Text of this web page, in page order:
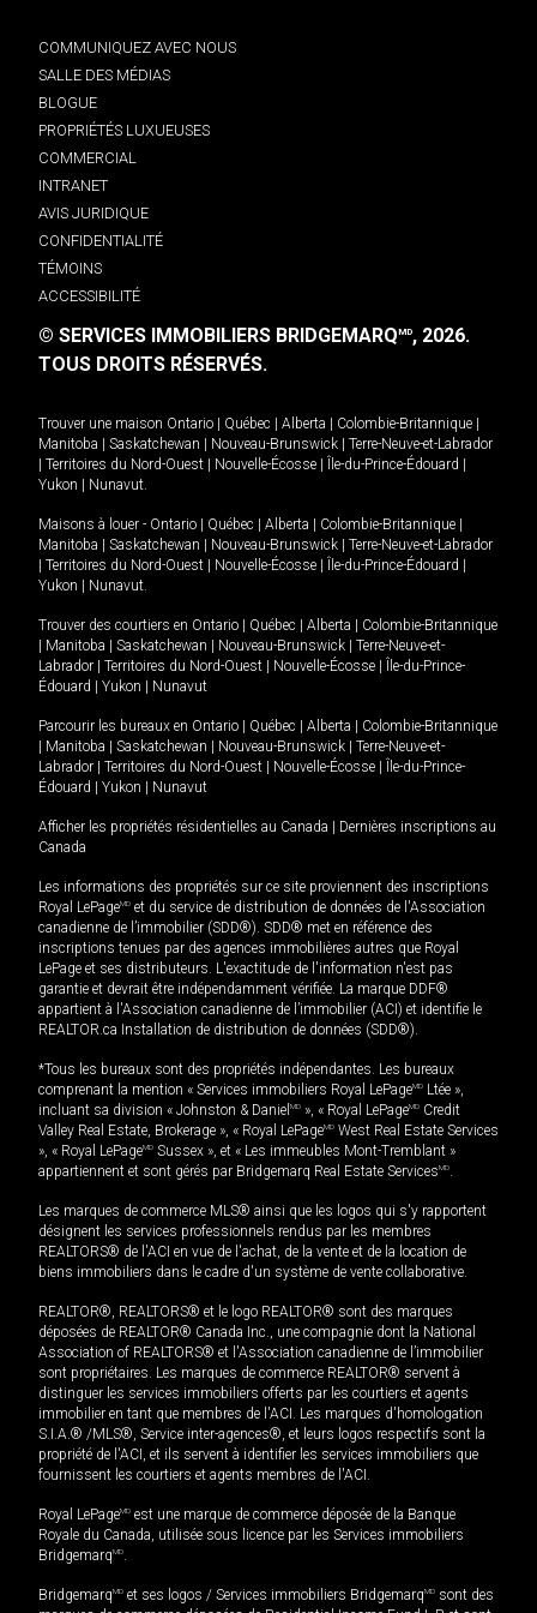
COMMUNIQUEZ AVEC NOUS
SALLE DES MÉDIAS
BLOGUE
PROPRIÉTÉS LUXUEUSES
COMMERCIAL
INTRANET
AVIS JURIDIQUE
CONFIDENTIALITÉ
TÉMOINS
ACCESSIBILITÉ
© SERVICES IMMOBILIERS BRIDGEMARQMD, 2026.
TOUS DROITS RÉSERVÉS.
Trouver une maison Ontario Québec Alberta Colombie-Britannique
Manitoba
Saskatchewan Nouveau-Brunswick
Terre-Neuve-et-Labrador
Territoires du Nord-Ouest Nouvelle-Écosse Île-du-Prince-Édouard
Yukon
Nunavut.
Maisons à louer - Ontario Québec Alberta Colombie-Britannique
Manitoba
Saskatchewan Nouveau-Brunswick
Terre-Neuve-et-Labrador
Territoires du Nord-Ouest Nouvelle-Écosse Île-du-Prince-Édouard
Yukon
Nunavut.
Trouver des courtiers en Ontario Québec Alberta
Colombie-Britannique
Manitoba Saskatchewan Nouveau-Brunswick
Terre-Neuve-et-
Labrador
Territoires du Nord-Ouest Nouvelle-Écosse
Île-du-Prince-
Édouard
Yukon Nunavut
Parcourir les bureaux en Ontario Québec Alberta
Colombie-Britannique
Manitoba Saskatchewan Nouveau-Brunswick
Terre-Neuve-et-
Labrador
Territoires du Nord-Ouest Nouvelle-Écosse
Île-du-Prince-
Édouard
Yukon Nunavut
Afficher les propriétés résidentielles au Canada
Dernières inscriptions au
Canada
Les informations des propriétés sur ce site proviennent des inscriptions
Royal LePageMD et du service de distribution de données de l'Association
canadienne de l’immobilier (SDD®). SDD® met en référence des
inscriptions tenues par des agences immobilières autres que Royal
LePage et ses distributeurs. L'exactitude de l'information n'est pas
garantie et devrait être indépendamment vérifiée. La marque DDF®
appartient à l'Association canadienne de l’immobilier (ACI) et identifie le
REALTOR.ca Installation de distribution de données (SDD®).
*Tous les bureaux sont des propriétés indépendantes. Les bureaux
comprenant la mention « Services immobiliers Royal LePageMD Ltée »,
incluant sa division « Johnston & Daniel MD », « Royal LePageMD Credit
Valley Real Estate, Brokerage », « Royal LePageMD West Real Estate Services
», « Royal LePageMD Sussex », et « Les immeubles Mont-Tremblant »
appartiennent et sont gérés par Bridgemarq Real Estate ServicesMD.
Les marques de commerce MLS® ainsi que les logos qui s'y rapportent
désignent les services professionnels rendus par les membres
REALTORS® de l'ACI en vue de l'achat, de la vente et de la location de
biens immobiliers dans le cadre d'un système de vente collaborative.
REALTOR®, REALTORS® et le logo REALTOR® sont des marques
déposées de REALTOR® Canada Inc., une compagnie dont la National
Association of REALTORS® et l'Association canadienne de l’immobilier
sont propriétaires. Les marques de commerce REALTOR® servent à
distinguer les services immobiliers offerts par les courtiers et agents
immobilier en tant que membres de l'ACI. Les marques d'homologation
S.I.A.® /MLS®, Service inter-agences®, et leurs logos respectifs sont la
propriété de l'ACI, et ils servent à identifier les services immobiliers que
fournissent les courtiers et agents membres de l'ACI.
Royal LePageMD est une marque de commerce déposée de la Banque
Royale du Canada, utilisée sous licence par les Services immobiliers
BridgemarqMD.
BridgemarqMD et ses logos / Services immobiliers BridgemarqMD sont des